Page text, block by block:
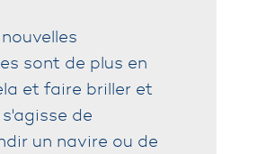
sont de plus en
et faire briller et
de
un navire ou de